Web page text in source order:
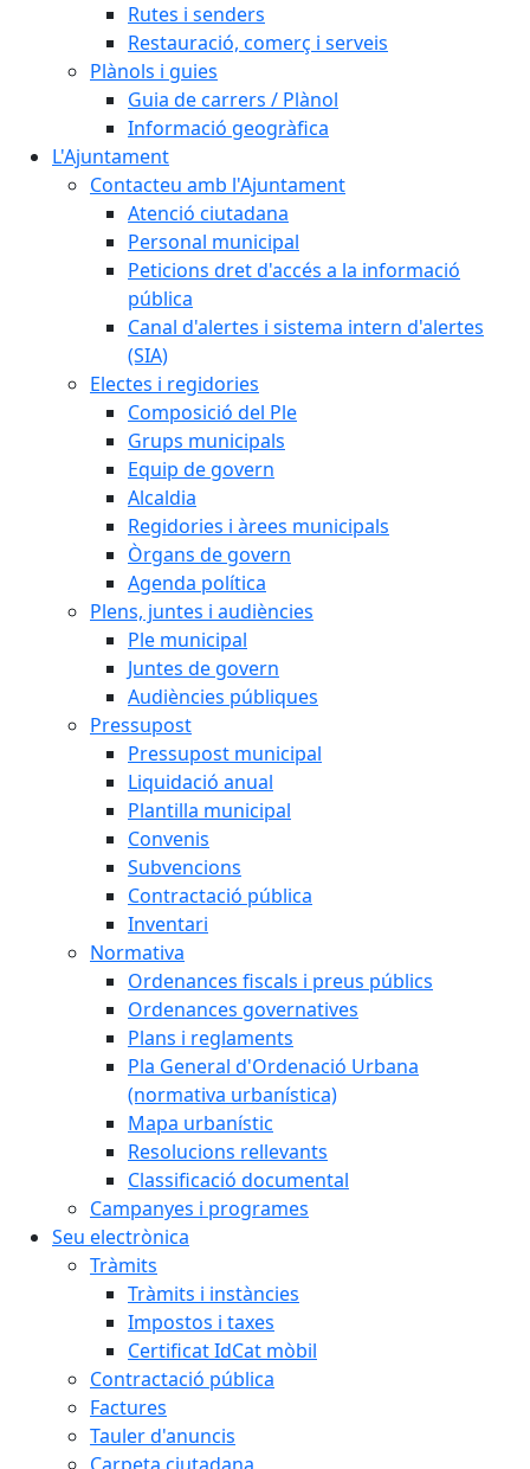
Rutes i senders
Restauració, comerç i serveis
Plànols i guies
Guia de carrers / Plànol
Informació geogràfica
L'Ajuntament
Contacteu amb l'Ajuntament
Atenció ciutadana
Personal municipal
Peticions dret d'accés a la informació
pública
Canal d'alertes i sistema intern d'alertes
(SIA)
Electes i regidories
Composició del Ple
Grups municipals
Equip de govern
Alcaldia
Regidories i àrees municipals
Òrgans de govern
Agenda política
Plens, juntes i audiències
Ple municipal
Juntes de govern
Audiències públiques
Pressupost
Pressupost municipal
Liquidació anual
Plantilla municipal
Convenis
Subvencions
Contractació pública
Inventari
Normativa
Ordenances fiscals i preus públics
Ordenances governatives
Plans i reglaments
Pla General d'Ordenació Urbana
(normativa urbanística)
Mapa urbanístic
Resolucions rellevants
Classificació documental
Campanyes i programes
Seu electrònica
Tràmits
Tràmits i instàncies
Impostos i taxes
Certificat IdCat mòbil
Contractació pública
Factures
Tauler d'anuncis